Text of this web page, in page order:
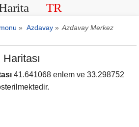
TR
» Azdavay » Azdavay Merkez
41.641068 enlem ve 33.298752